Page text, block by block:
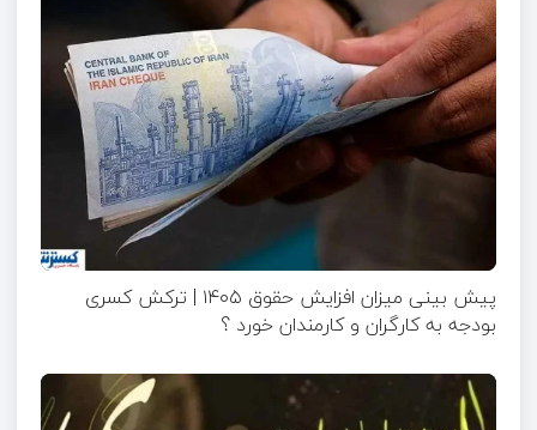
پیش بینی میزان افزایش حقوق ۱۴۰۵ | ترکش کسری
بودجه به کارگران و کارمندان خورد ؟